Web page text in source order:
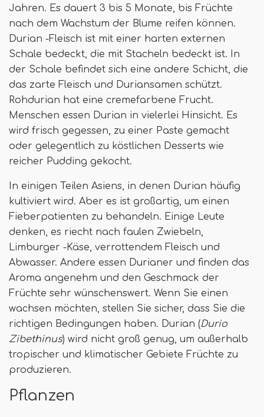
Jahren. Es dauert 3 bis 5 Monate, bis Früchte
nach dem Wachstum der Blume reifen können.
Durian -Fleisch ist mit einer harten externen
Schale bedeckt, die mit Stacheln bedeckt ist. In
der Schale befindet sich eine andere Schicht, die
das zarte Fleisch und Duriansamen schützt.
Rohdurian hat eine cremefarbene Frucht.
Menschen essen Durian in vielerlei Hinsicht. Es
wird frisch gegessen, zu einer Paste gemacht
oder gelegentlich zu köstlichen Desserts wie
reicher Pudding gekocht.
In einigen Teilen Asiens, in denen Durian häufig
kultiviert wird. Aber es ist großartig, um einen
Fieberpatienten zu behandeln. Einige Leute
denken, es riecht nach faulen Zwiebeln,
Limburger -Käse, verrottendem Fleisch und
Abwasser. Andere essen Durianer und finden das
Aroma angenehm und den Geschmack der
Früchte sehr wünschenswert. Wenn Sie einen
wachsen möchten, stellen Sie sicher, dass Sie die
richtigen Bedingungen haben. Durian (Durio
Zibethinus) wird nicht groß genug, um außerhalb
tropischer und klimatischer Gebiete Früchte zu
produzieren.
Pflanzen